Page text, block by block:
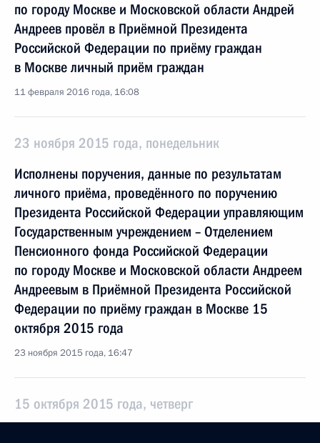
по городу Москве и Московской области Андрей
Андреев провёл в Приёмной Президента
Российской Федерации по приёму граждан
в Москве личный приём граждан
11 февраля 2016 года, 16:08
23 ноября 2015 года, понедельник
Исполнены поручения, данные по результатам
личного приёма, проведённого по поручению
Президента Российской Федерации управляющим
Государственным учреждением – Отделением
Пенсионного фонда Российской Федерации
по городу Москве и Московской области Андреем
Андреевым в Приёмной Президента Российской
Федерации по приёму граждан в Москве 15
октября 2015 года
23 ноября 2015 года, 16:47
15 октября 2015 года, четверг